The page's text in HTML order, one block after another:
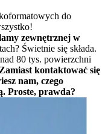
do
zewnętrznej w
Świetnie się składa.
80 tys. powierzchni
Zamiast kontaktować się
nam, czego
Proste, prawda?